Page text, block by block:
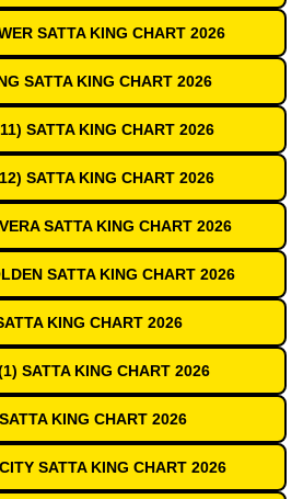
SATTA KING CHART 2026
SATTA KING CHART 2026
SATTA KING CHART 2026
SATTA KING CHART 2026
SATTA KING CHART 2026
SATTA KING CHART 2026
KING CHART 2026
SATTA KING CHART 2026
KING CHART 2026
SATTA KING CHART 2026